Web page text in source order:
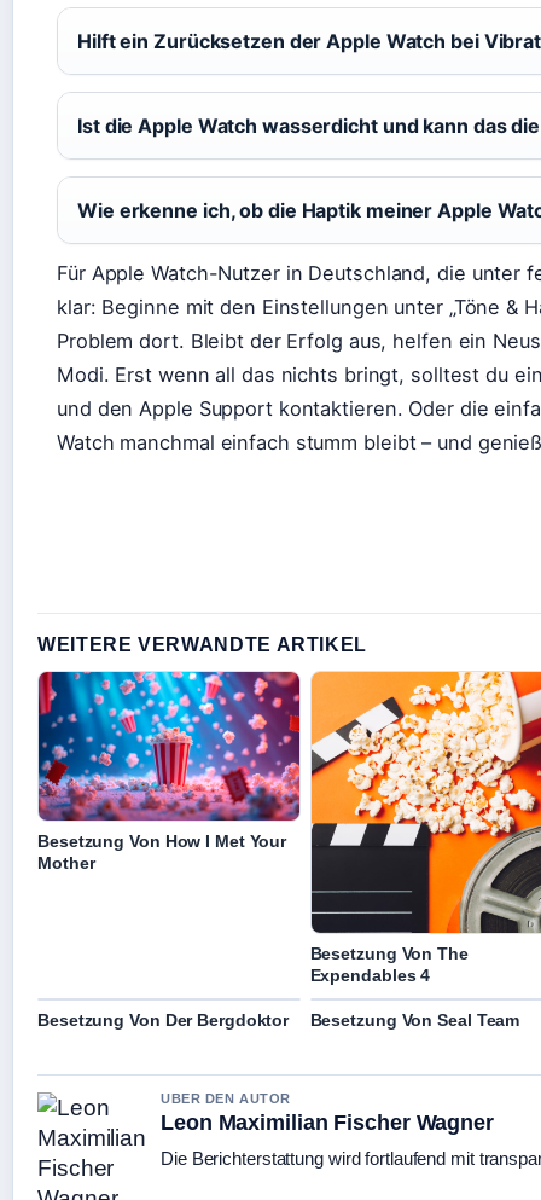
Hilft ein Zurücksetzen der Apple Watch bei
Ist die Apple Watch wasserdicht und kann das
Wie erkenne ich, ob die Haptik meiner Apple
Für Apple Watch-Nutzer in Deutschland, die unter
klar: Beginne mit den Einstellungen unter „Töne &
Problem dort. Bleibt der Erfolg aus, helfen ein
Modi. Erst wenn all das nichts bringt, solltest du
und den Apple Support kontaktieren. Oder die
Watch manchmal einfach stumm bleibt – und
WEITERE VERWANDTE ARTIKEL
Besetzung Von How I Met Your
Mother
Besetzung Von The
Expendables 4
Besetzung Von Der Bergdoktor Besetzung Von Seal Team
UBER DEN AUTOR
Leon Maximilian Fischer Wagner
Die Berichterstattung wird fortlaufend mit